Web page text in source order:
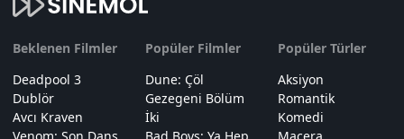
Beklenen Filmler
Deadpool 3
Dublör
Avcı Kraven
Popüler Filmler
Dune: Çöl
Gezegeni Bölüm
İki
Popüler Türler
Aksiyon
Romantik
Komedi